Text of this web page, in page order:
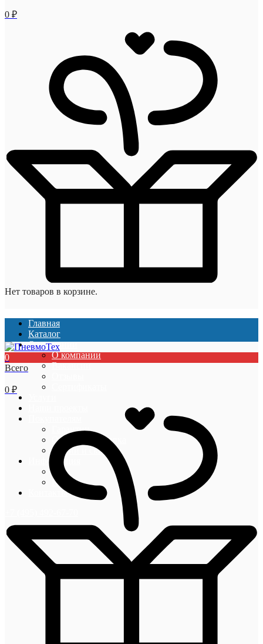
0 ₽
Нет товаров в корзине.
Главная
Каталог
О компании
О компании
Вакансии
Гарантии
Оплата и доставка
Акции и скидки
Информация
Блог
Новости
Контакты
0
Всего
0 ₽